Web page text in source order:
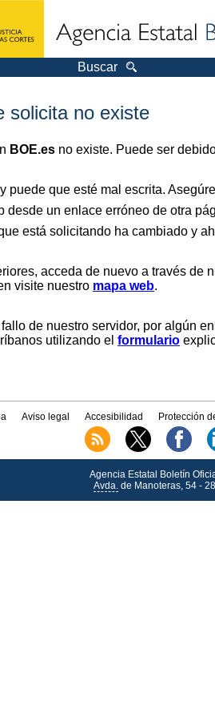
Buscar
solicita no existe
BOE.es no existe. Puede ser
puede que esté mal escrita.
desde un enlace erróneo de otra
está solicitando ha cambiado y
acceda de nuevo a través de
visite nuestro mapa web.
de nuestro servidor, por algún
utilizando el formulario
Aviso legal Accesibilidad Protección
Agencia Estatal Boletín
Avda.de Manoteras, 54 -